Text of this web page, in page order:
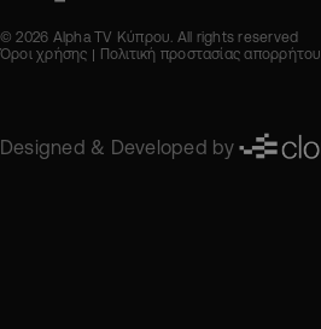
© 2026 Alpha TV Κύπρου. All rights reserved
Όροι χρήσης
Πολιτική προστασίας απορρήτου
Designed & Developed by